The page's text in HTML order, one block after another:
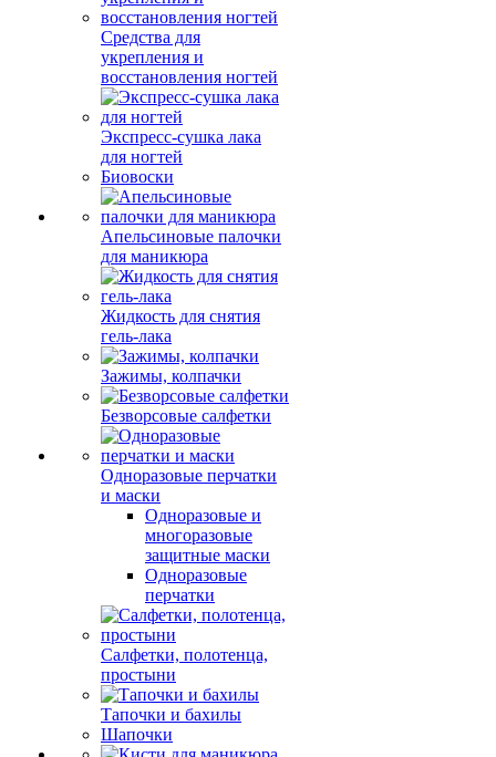
Средства для
укрепления и
восстановления ногтей
Экспресс-сушка лака
для ногтей
Биовоски
Апельсиновые палочки
для маникюра
Жидкость для снятия
гель-лака
Зажимы, колпачки
Безворсовые салфетки
Одноразовые перчатки
и маски
Одноразовые и
многоразовые
защитные маски
Одноразовые
перчатки
Салфетки, полотенца,
простыни
Тапочки и бахилы
Шапочки